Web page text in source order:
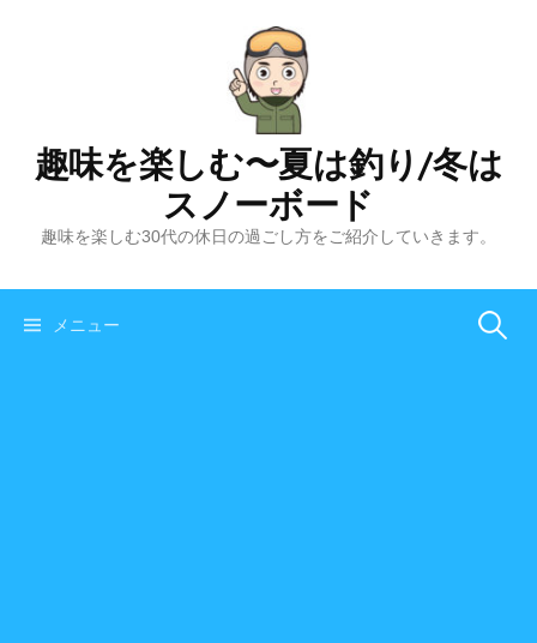
プ
趣味を楽しむ〜夏は釣り/冬は
スノーボード
趣味を楽しむ30代の休日の過ごし方をご紹介していきます。
メニュー 検